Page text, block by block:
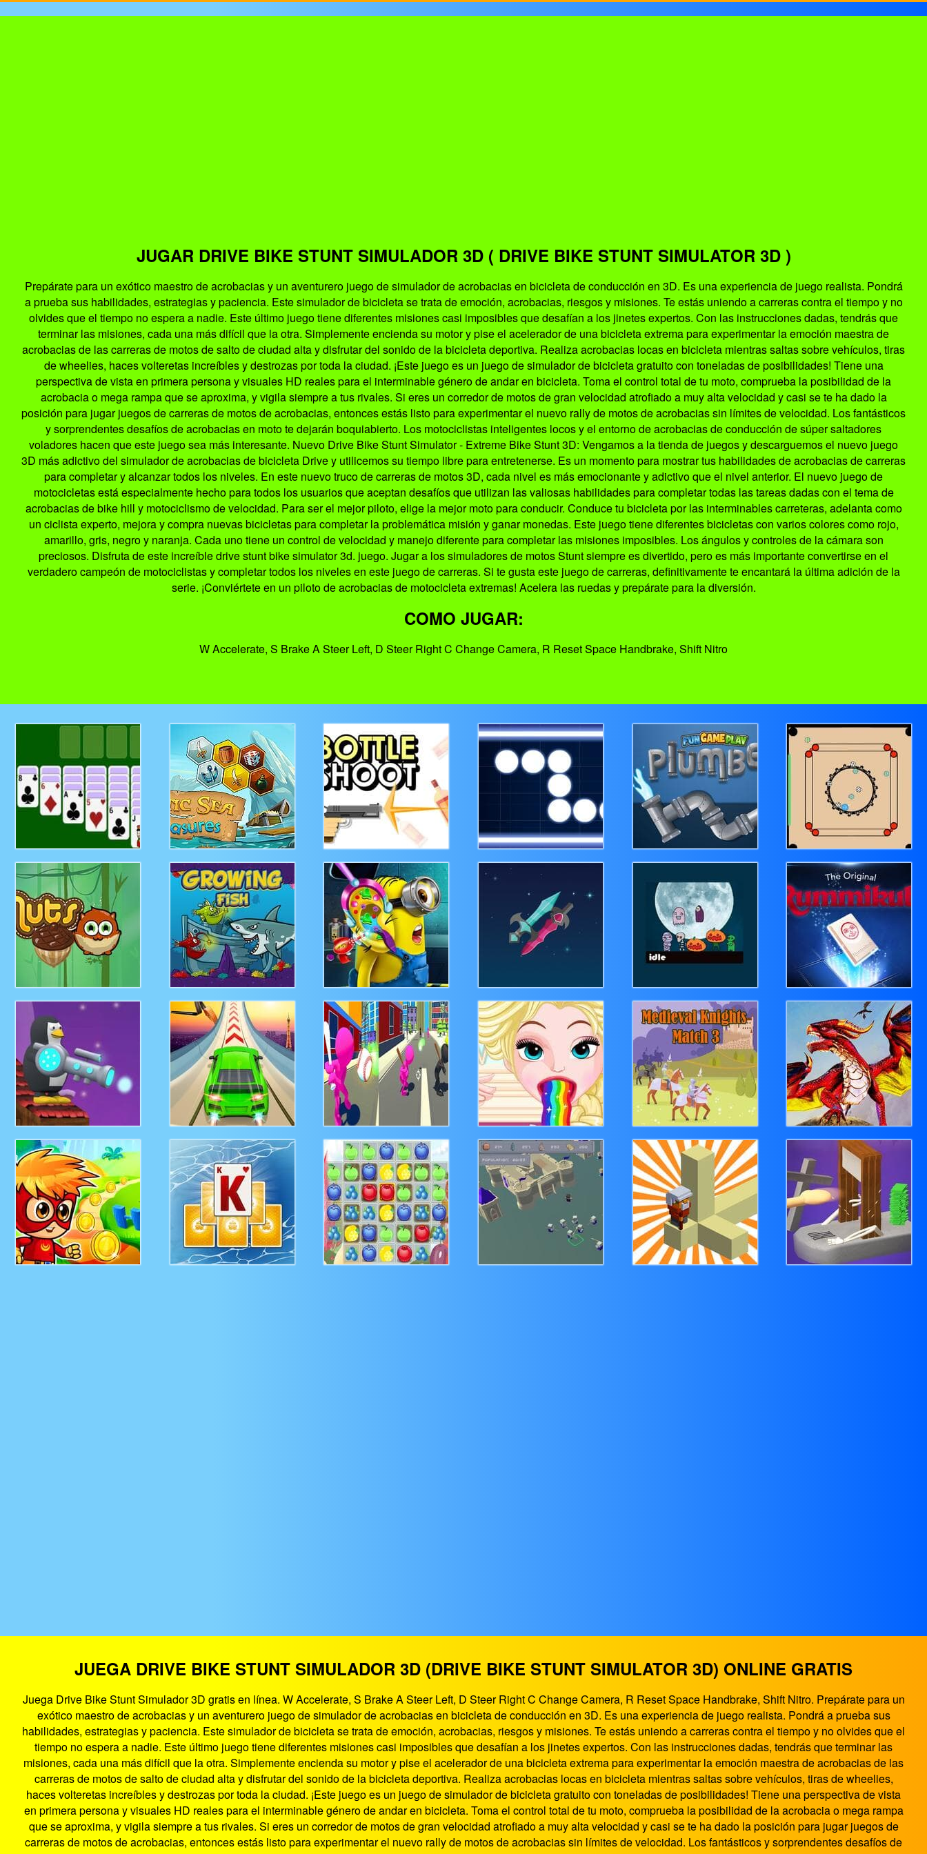
JUGAR DRIVE BIKE STUNT SIMULADOR 3D ( DRIVE BIKE STUNT SIMULATOR 3D )
Prepárate para un exótico maestro de acrobacias y un aventurero juego de simulador de acrobacias en bicicleta de conducción en 3D. Es una experiencia de juego realista. Pondrá
a prueba sus habilidades, estrategias y paciencia. Este simulador de bicicleta se trata de emoción, acrobacias, riesgos y misiones. Te estás uniendo a carreras contra el tiempo y no
olvides que el tiempo no espera a nadie. Este último juego tiene diferentes misiones casi imposibles que desafían a los jinetes expertos. Con las instrucciones dadas, tendrás que
terminar las misiones, cada una más difícil que la otra. Simplemente encienda su motor y pise el acelerador de una bicicleta extrema para experimentar la emoción maestra de
acrobacias de las carreras de motos de salto de ciudad alta y disfrutar del sonido de la bicicleta deportiva. Realiza acrobacias locas en bicicleta mientras saltas sobre vehículos, tiras
de wheelies, haces volteretas increíbles y destrozas por toda la ciudad. ¡Este juego es un juego de simulador de bicicleta gratuito con toneladas de posibilidades! Tiene una
perspectiva de vista en primera persona y visuales HD reales para el interminable género de andar en bicicleta. Toma el control total de tu moto, comprueba la posibilidad de la
acrobacia o mega rampa que se aproxima, y vigila siempre a tus rivales. Si eres un corredor de motos de gran velocidad atrofiado a muy alta velocidad y casi se te ha dado la
posición para jugar juegos de carreras de motos de acrobacias, entonces estás listo para experimentar el nuevo rally de motos de acrobacias sin límites de velocidad. Los fantásticos
y sorprendentes desafíos de acrobacias en moto te dejarán boquiabierto. Los motociclistas inteligentes locos y el entorno de acrobacias de conducción de súper saltadores
voladores hacen que este juego sea más interesante. Nuevo Drive Bike Stunt Simulator - Extreme Bike Stunt 3D: Vengamos a la tienda de juegos y descarguemos el nuevo juego
3D más adictivo del simulador de acrobacias de bicicleta Drive y utilicemos su tiempo libre para entretenerse. Es un momento para mostrar tus habilidades de acrobacias de carreras
para completar y alcanzar todos los niveles. En este nuevo truco de carreras de motos 3D, cada nivel es más emocionante y adictivo que el nivel anterior. El nuevo juego de
motocicletas está especialmente hecho para todos los usuarios que aceptan desafíos que utilizan las valiosas habilidades para completar todas las tareas dadas con el tema de
acrobacias de bike hill y motociclismo de velocidad. Para ser el mejor piloto, elige la mejor moto para conducir. Conduce tu bicicleta por las interminables carreteras, adelanta como
un ciclista experto, mejora y compra nuevas bicicletas para completar la problemática misión y ganar monedas. Este juego tiene diferentes bicicletas con varios colores como rojo,
amarillo, gris, negro y naranja. Cada uno tiene un control de velocidad y manejo diferente para completar las misiones imposibles. Los ángulos y controles de la cámara son
preciosos. Disfruta de este increíble drive stunt bike simulator 3d. juego. Jugar a los simuladores de motos Stunt siempre es divertido, pero es más importante convertirse en el
verdadero campeón de motociclistas y completar todos los niveles en este juego de carreras. Si te gusta este juego de carreras, definitivamente te encantará la última adición de la
serie. ¡Conviértete en un piloto de acrobacias de motocicleta extremas! Acelera las ruedas y prepárate para la diversión.
COMO JUGAR:
W Accelerate, S Brake A Steer Left, D Steer Right C Change Camera, R Reset Space Handbrake, Shift Nitro
JUEGA DRIVE BIKE STUNT SIMULADOR 3D (DRIVE BIKE STUNT SIMULATOR 3D) ONLINE GRATIS
Juega Drive Bike Stunt Simulador 3D gratis en línea. W Accelerate, S Brake A Steer Left, D Steer Right C Change Camera, R Reset Space Handbrake, Shift Nitro. Prepárate para un
exótico maestro de acrobacias y un aventurero juego de simulador de acrobacias en bicicleta de conducción en 3D. Es una experiencia de juego realista. Pondrá a prueba sus
habilidades, estrategias y paciencia. Este simulador de bicicleta se trata de emoción, acrobacias, riesgos y misiones. Te estás uniendo a carreras contra el tiempo y no olvides que el
tiempo no espera a nadie. Este último juego tiene diferentes misiones casi imposibles que desafían a los jinetes expertos. Con las instrucciones dadas, tendrás que terminar las
misiones, cada una más difícil que la otra. Simplemente encienda su motor y pise el acelerador de una bicicleta extrema para experimentar la emoción maestra de acrobacias de las
carreras de motos de salto de ciudad alta y disfrutar del sonido de la bicicleta deportiva. Realiza acrobacias locas en bicicleta mientras saltas sobre vehículos, tiras de wheelies,
haces volteretas increíbles y destrozas por toda la ciudad. ¡Este juego es un juego de simulador de bicicleta gratuito con toneladas de posibilidades! Tiene una perspectiva de vista
en primera persona y visuales HD reales para el interminable género de andar en bicicleta. Toma el control total de tu moto, comprueba la posibilidad de la acrobacia o mega rampa
que se aproxima, y vigila siempre a tus rivales. Si eres un corredor de motos de gran velocidad atrofiado a muy alta velocidad y casi se te ha dado la posición para jugar juegos de
carreras de motos de acrobacias, entonces estás listo para experimentar el nuevo rally de motos de acrobacias sin límites de velocidad. Los fantásticos y sorprendentes desafíos de